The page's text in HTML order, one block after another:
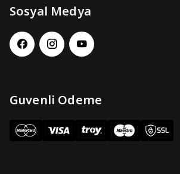
Sosyal Medya
Guvenli Odeme